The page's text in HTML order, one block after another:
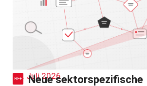
30. Juli 2026
Neue sektorspezifische